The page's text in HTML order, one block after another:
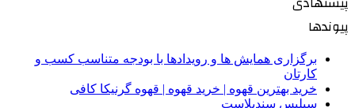
پیوندها
برگزاری همایش ها و رویدادها با بودجه متناسب کسب و
کارتان
خرید بهترین قهوه | خرید قهوه | قهوه گرنیکا کافی
سیلیس سندبلاست